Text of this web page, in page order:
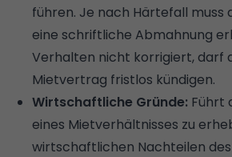
führen. Je nach Härtefall muss
eine schriftliche Abmahnung
Verhalten nicht korrigiert, darf
Mietvertrag fristlos kündigen.
Wirtschaftliche Gründe: Führt
eines Mietverhältnisses zu
wirtschaftlichen Nachteilen